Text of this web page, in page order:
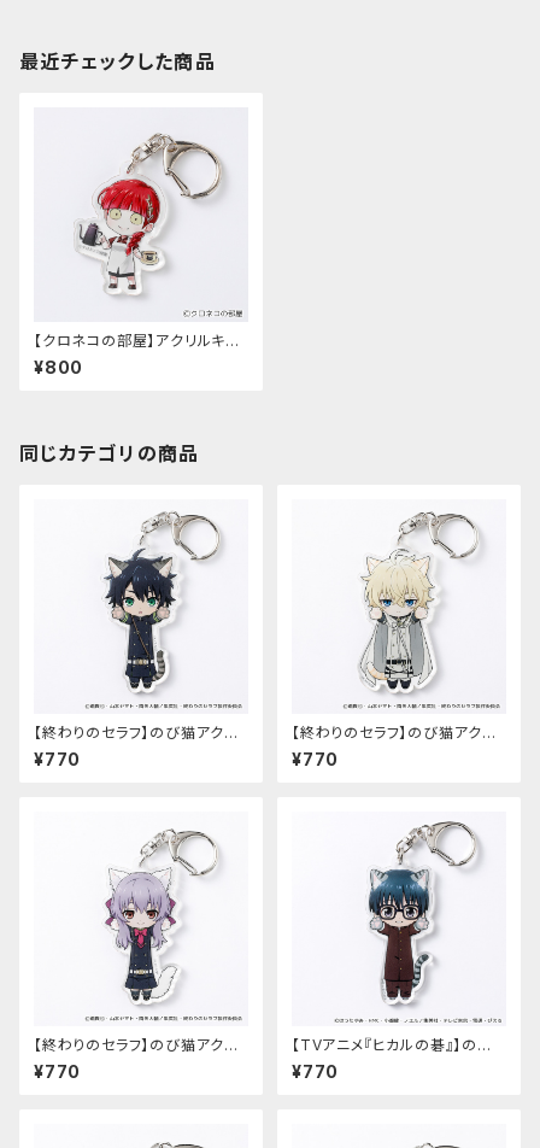
最近チェックした商品
【クロネコの部屋】アクリルキー
ホルダー 第2弾（ショコラ）
¥800
同じカテゴリの商品
【終わりのセラフ】のび猫アクリ
ルキーホルダー（百夜優一郎）
¥770
【終わりのセラフ】のび猫アクリ
ルキーホルダー（百夜ミカエラ）
¥770
【終わりのセラフ】のび猫アクリ
ルキーホルダー（柊シノア）
¥770
【TVアニメ『ヒカルの碁』】のび
猫アクリルキーホルダー（筒井
公宏）
¥770